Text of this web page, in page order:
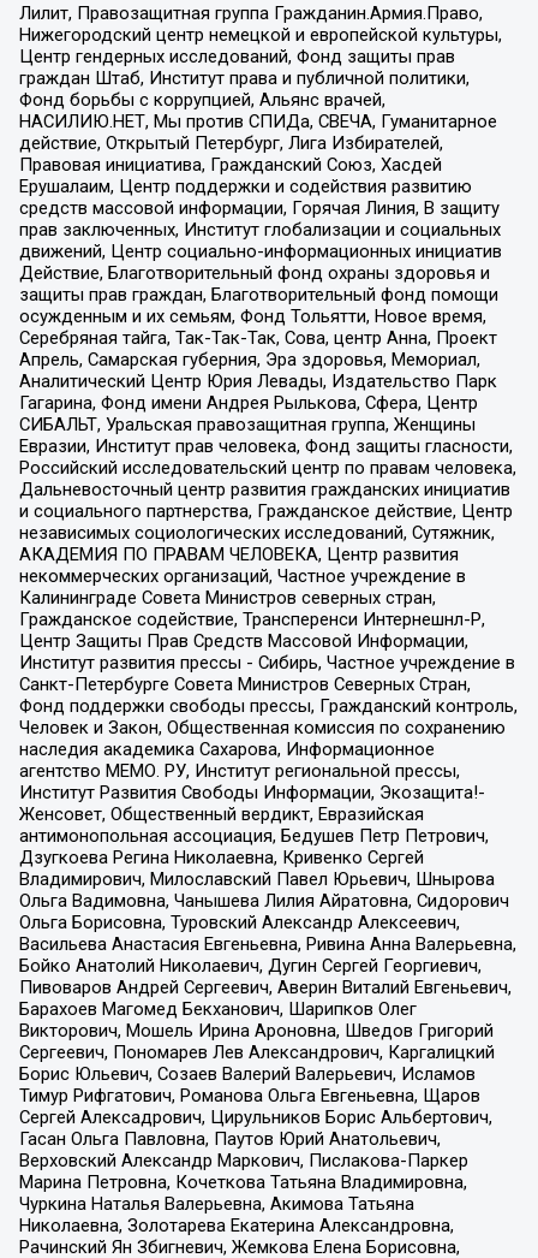
Лилит, Правозащитная группа Гражданин.Армия.Право,
Нижегородский центр немецкой и европейской культуры,
Центр гендерных исследований, Фонд защиты прав
граждан Штаб, Институт права и публичной политики,
Фонд борьбы с коррупцией, Альянс врачей,
НАСИЛИЮ.НЕТ, Мы против СПИДа, СВЕЧА, Гуманитарное
действие, Открытый Петербург, Лига Избирателей,
Правовая инициатива, Гражданский Союз, Хасдей
Ерушалаим, Центр поддержки и содействия развитию
средств массовой информации, Горячая Линия, В защиту
прав заключенных, Институт глобализации и социальных
движений, Центр социально-информационных инициатив
Действие, Благотворительный фонд охраны здоровья и
защиты прав граждан, Благотворительный фонд помощи
осужденным и их семьям, Фонд Тольятти, Новое время,
Серебряная тайга, Так-Так-Так, Сова, центр Анна, Проект
Апрель, Самарская губерния, Эра здоровья, Мемориал,
Аналитический Центр Юрия Левады, Издательство Парк
Гагарина, Фонд имени Андрея Рылькова, Сфера, Центр
СИБАЛЬТ, Уральская правозащитная группа, Женщины
Евразии, Институт прав человека, Фонд защиты гласности,
Российский исследовательский центр по правам человека,
Дальневосточный центр развития гражданских инициатив
и социального партнерства, Гражданское действие, Центр
независимых социологических исследований, Сутяжник,
АКАДЕМИЯ ПО ПРАВАМ ЧЕЛОВЕКА, Центр развития
некоммерческих организаций, Частное учреждение в
Калининграде Совета Министров северных стран,
Гражданское содействие, Трансперенси Интернешнл-Р,
Центр Защиты Прав Средств Массовой Информации,
Институт развития прессы - Сибирь, Частное учреждение в
Санкт-Петербурге Совета Министров Северных Стран,
Фонд поддержки свободы прессы, Гражданский контроль,
Человек и Закон, Общественная комиссия по сохранению
наследия академика Сахарова, Информационное
агентство МЕМО. РУ, Институт региональной прессы,
Институт Развития Свободы Информации, Экозащита!-
Женсовет, Общественный вердикт, Евразийская
антимонопольная ассоциация, Бедушев Петр Петрович,
Дзугкоева Регина Николаевна, Кривенко Сергей
Владимирович, Милославский Павел Юрьевич, Шнырова
Ольга Вадимовна, Чанышева Лилия Айратовна, Сидорович
Ольга Борисовна, Туровский Александр Алексеевич,
Васильева Анастасия Евгеньевна, Ривина Анна Валерьевна,
Бойко Анатолий Николаевич, Дугин Сергей Георгиевич,
Пивоваров Андрей Сергеевич, Аверин Виталий Евгеньевич,
Барахоев Магомед Бекханович, Шарипков Олег
Викторович, Мошель Ирина Ароновна, Шведов Григорий
Сергеевич, Пономарев Лев Александрович, Каргалицкий
Борис Юльевич, Созаев Валерий Валерьевич, Исламов
Тимур Рифгатович, Романова Ольга Евгеньевна, Щаров
Сергей Алексадрович, Цирульников Борис Альбертович,
Гасан Ольга Павловна, Паутов Юрий Анатольевич,
Верховский Александр Маркович, Пислакова-Паркер
Марина Петровна, Кочеткова Татьяна Владимировна,
Чуркина Наталья Валерьевна, Акимова Татьяна
Николаевна, Золотарева Екатерина Александровна,
Рачинский Ян Збигневич, Жемкова Елена Борисовна,